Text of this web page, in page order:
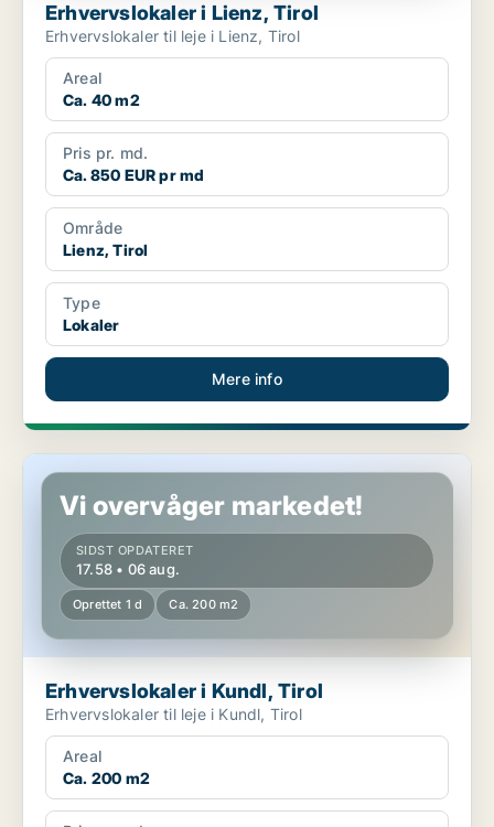
Erhvervslokaler i Lienz, Tirol
Erhvervslokaler til leje i Lienz, Tirol
Areal
Ca. 40 m2
Pris pr. md.
Ca. 850 EUR pr md
Område
Lienz, Tirol
Type
Lokaler
Mere info
Erhvervslokaler i Kundl, Tirol
Vi overvåger markedet!
SIDST OPDATERET
17.58 • 06 aug.
Oprettet 1 d Ca. 200 m2
Erhvervslokaler i Kundl, Tirol
Erhvervslokaler til leje i Kundl, Tirol
Areal
Ca. 200 m2